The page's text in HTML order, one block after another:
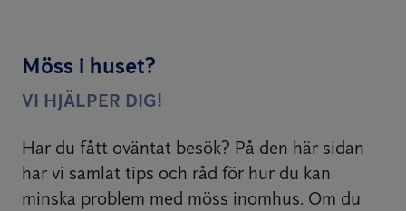
Möss i huset?
VI HJÄLPER DIG!
Har du fått oväntat besök? På den här sidan
har vi samlat tips och råd för hur du kan
minska problem med möss inomhus. Om du